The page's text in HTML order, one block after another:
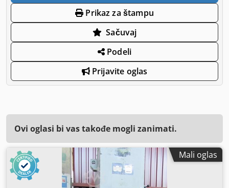
Prikaz za štampu
Sačuvaj
Podeli
Prijavite oglas
Ovi oglasi bi vas takođe mogli zanimati.
Mali oglas